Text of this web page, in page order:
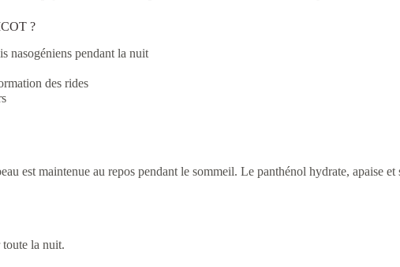
?
nasogéniens pendant la nuit
des rides
est maintenue au repos pendant le sommeil. Le panthénol hydrate, apaise
la nuit.